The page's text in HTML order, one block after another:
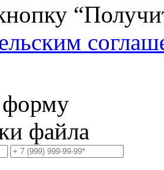
форму
файла